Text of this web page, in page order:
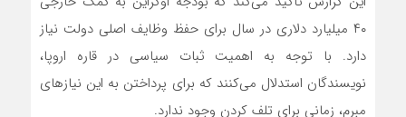
۴۰ میلیارد دلاری در سال برای حفظ وظایف اصلی دولت نیاز
دارد. با توجه به اهمیت ثبات سیاسی در قاره اروپا،
نویسندگان استدلال می‌کنند که برای پرداختن به این نیازهای
مبرم، زمانی برای تلف کردن وجود ندارد.